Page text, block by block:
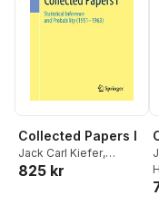
Collected Papers I
Jack Carl Kiefer,
825 kr